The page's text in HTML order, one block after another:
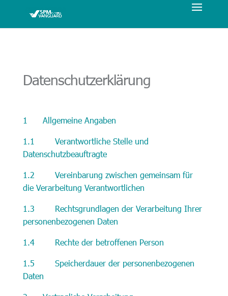
Datenschutzerklärung
1 Allgemeine Angaben
1.1 Verantwortliche Stelle und
Datenschutzbeauftragte
1.2 Vereinbarung zwischen gemeinsam für
die Verarbeitung Verantwortlichen
1.3 Rechtsgrundlagen der Verarbeitung Ihrer
personenbezogenen Daten
1.4 Rechte der betroffenen Person
1.5 Speicherdauer der personenbezogenen
Daten